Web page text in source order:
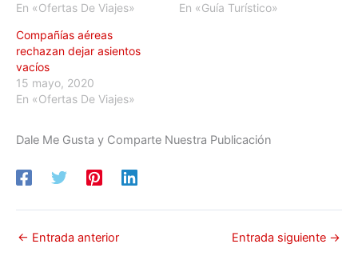
En «Ofertas De Viajes»
En «Guía Turístico»
Compañías aéreas
rechazan dejar asientos
vacíos
15 mayo, 2020
En «Ofertas De Viajes»
Dale Me Gusta y Comparte Nuestra Publicación
← Entrada anterior Entrada siguiente →